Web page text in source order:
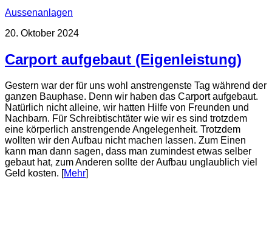
Aussenanlagen
20. Oktober 2024
Carport aufgebaut (Eigenleistung)
Gestern war der für uns wohl anstrengenste Tag während der
ganzen Bauphase. Denn wir haben das Carport aufgebaut.
Natürlich nicht alleine, wir hatten Hilfe von Freunden und
Nachbarn. Für Schreibtischtäter wie wir es sind trotzdem
eine körperlich anstrengende Angelegenheit. Trotzdem
wollten wir den Aufbau nicht machen lassen. Zum Einen
kann man dann sagen, dass man zumindest etwas selber
gebaut hat, zum Anderen sollte der Aufbau unglaublich viel
Geld kosten. [Mehr]